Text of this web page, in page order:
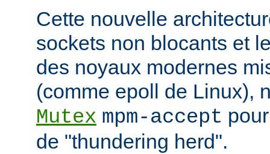
Cette nouvelle
sockets non blocants et
des noyaux modernes
(comme epoll de Linux),
Mutex mpm-accept
de "thundering herd".